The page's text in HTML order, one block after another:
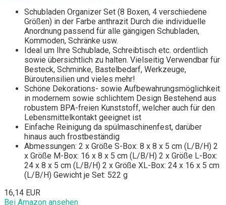
Schubladen Organizer Set (8 Boxen, 4 verschiedene
Größen) in der Farbe anthrazit Durch die individuelle
Anordnung passend für alle gängigen Schubladen,
Kommoden, Schränke usw.
Ideal um Ihre Schublade, Schreibtisch etc. ordentlich
sowie übersichtlich zu halten. Vielseitig Verwendbar für
Besteck, Schminke, Bastelbedarf, Werkzeuge,
Büroutensilien und vieles mehr!
Schöne Dekorations- sowie Aufbewahrungsmöglichkeit
in modernem sowie schlichtem Design Bestehend aus
robustem BPA-freien Kunststoff, welcher auch für den
Lebensmittelkontakt geeignet ist
Einfache Reinigung da spülmaschinenfest, darüber
hinaus auch frostbeständig
Abmessungen: 2 x Größe S-Box: 8 x 8 x 5 cm (L/B/H) 2
x Größe M-Box: 16 x 8 x 5 cm (L/B/H) 2 x Größe L-Box:
24 x 8 x 5 cm (L/B/H) 2 x Größe XL-Box: 24 x 16 x 5 cm
(L/B/H) Gewicht je Set: 522 g
16,14 EUR
Bei Amazon ansehen